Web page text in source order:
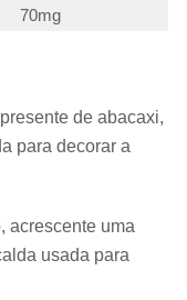
70mg
de abacaxi,
para decorar a
acrescente uma
usada para